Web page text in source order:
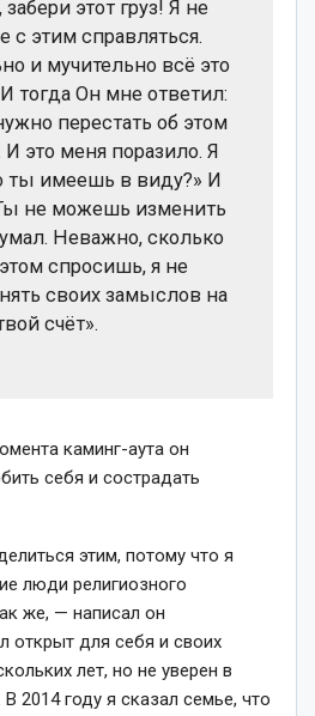
этот груз! Я не
с этим справляться.
и мучительно всё это
тогда Он мне ответил:
перестать об этом
это меня поразило. Я
ты имеешь в виду?» И
не можешь изменить
Неважно, сколько
спросишь, я не
своих замыслов на
счёт».
каминг-аута он
себя и сострадать
этим, потому что я
люди религиозного
же, — написал он
открыт для себя и своих
лет, но не уверен в
2014 году я сказал семье, что